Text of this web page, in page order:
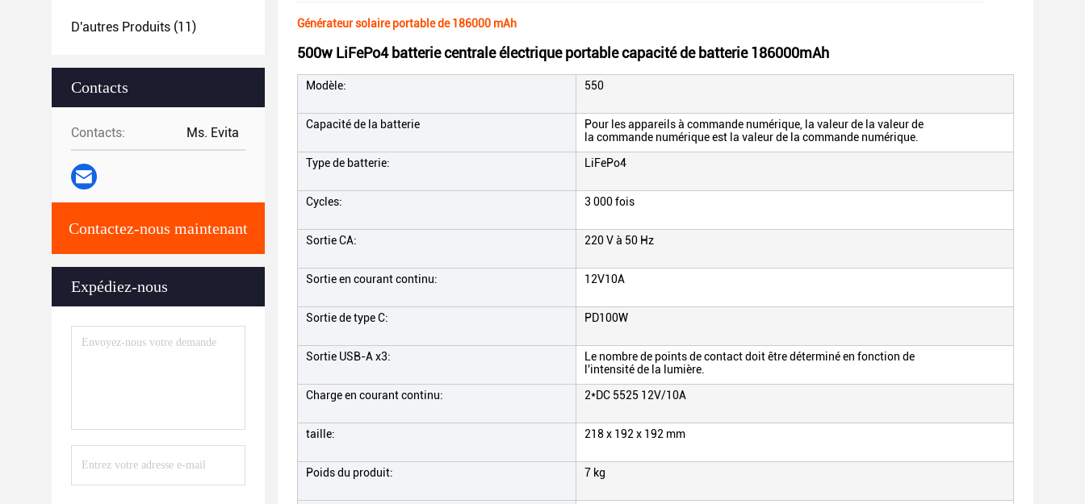
D'autres Produits (11)
Contacts
Contacts: Ms. Evita
Contactez-nous maintenant
Expédiez-nous
Générateur solaire portable de 186000 mAh
500w LiFePo4 batterie centrale électrique portable capacité de batterie 186000mAh
Modèle: 550
Capacité de la batterie
Pour les appareils à commande numérique, la valeur de la valeur de
la commande numérique est la valeur de la commande numérique.
Type de batterie:
LiFePo4
Cycles: 3 000 fois
Sortie CA: 220 V à 50 Hz
Sortie en courant continu: 12V10A
Sortie de type C: PD100W
Sortie USB-A x3:
Le nombre de points de contact doit être déterminé en fonction de
l'intensité de la lumière.
Charge en courant continu:
2*DC 5525 12V/10A
taille: 218 x 192 x 192 mm
Poids du produit: 7 kg